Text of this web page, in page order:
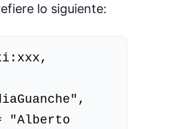
lo siguiente: